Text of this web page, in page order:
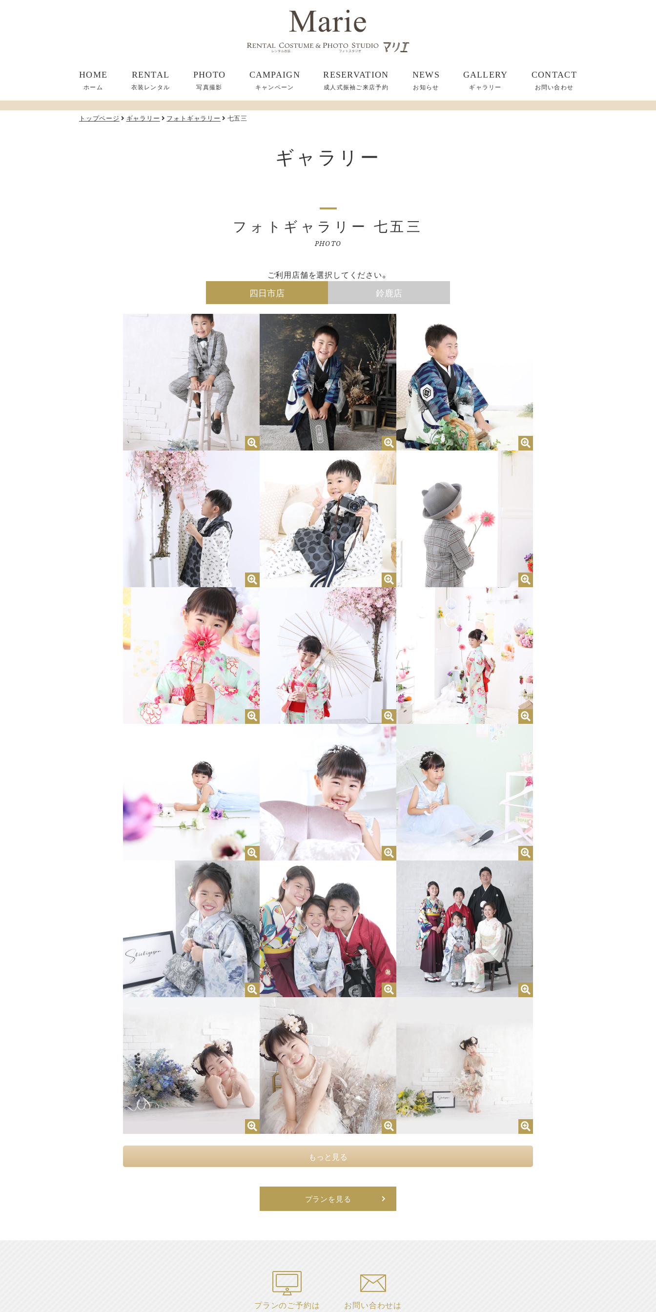
HOME
ホーム
RENTAL
衣装レンタル
PHOTO
写真撮影
CAMPAIGN
キャンペーン
RESERVATION
成人式振袖ご来店予約
NEWS
お知らせ
GALLERY
ギャラリー
CONTACT
お問い合わせ
トップページ ギャラリー フォトギャラリー 七五三
ギャラリー
フォトギャラリー 七五三
PHOTO
ご利用店舗を選択してください。
四日市店 鈴鹿店
もっと見る
プランを見る
プランのご予約は
お問い合わせは